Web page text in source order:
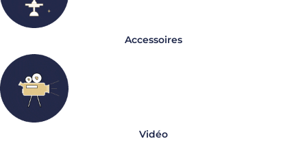
Accessoires
Vidéo